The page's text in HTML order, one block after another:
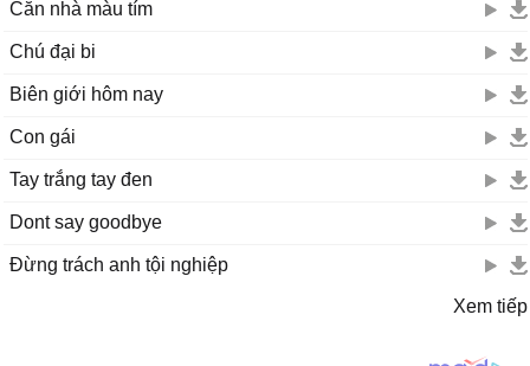
Căn nhà màu tím
Chú đại bi
Biên giới hôm nay
Con gái
Tay trắng tay đen
Dont say goodbye
Đừng trách anh tội nghiệp
Xem tiếp